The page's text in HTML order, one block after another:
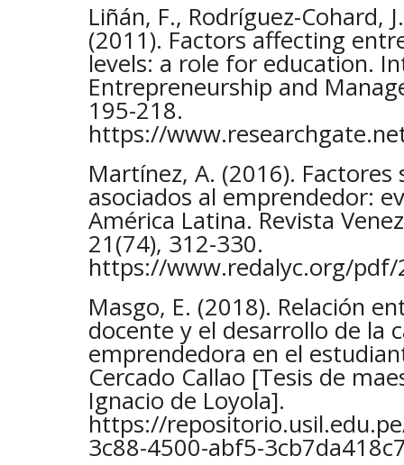
Liñán, F., Rodríguez-Cohard,
(2011). Factors affecting
levels: a role for education.
Entrepreneurship and
195-218.
https://
Martínez, A. (2016). Factores
asociados al emprendedor:
América Latina. Revista
21(74), 312-330.
https://www.redalyc.org/
Masgo, E. (2018). Relación
docente y el desarrollo de la
emprendedora en el
Cercado Callao [Tesis de
Ignacio de Loyola].
https://
3c88-4500-abf5-